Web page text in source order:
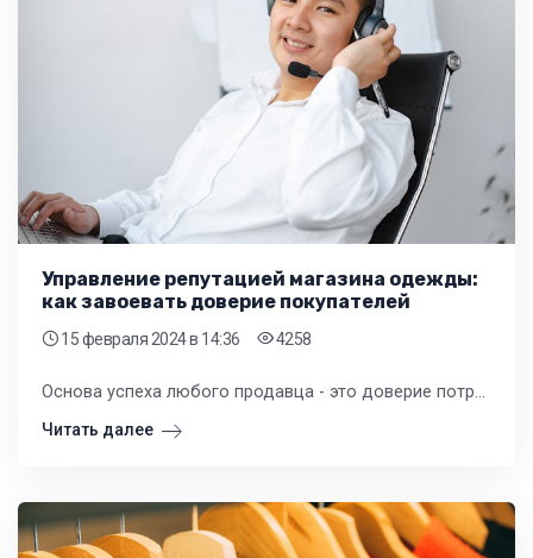
Управление репутацией магазина одежды:
как завоевать доверие покупателей
15 февраля 2024в 14:36 4258
Основа успеха любого продавца - это доверие потребителя. Позитивная репутация и хороший имидж в глазах публики - важные составляющие, которые помогают новому клиенту выбрать вас. Ваша главная цель - заслужить это доверие.
Читать далее